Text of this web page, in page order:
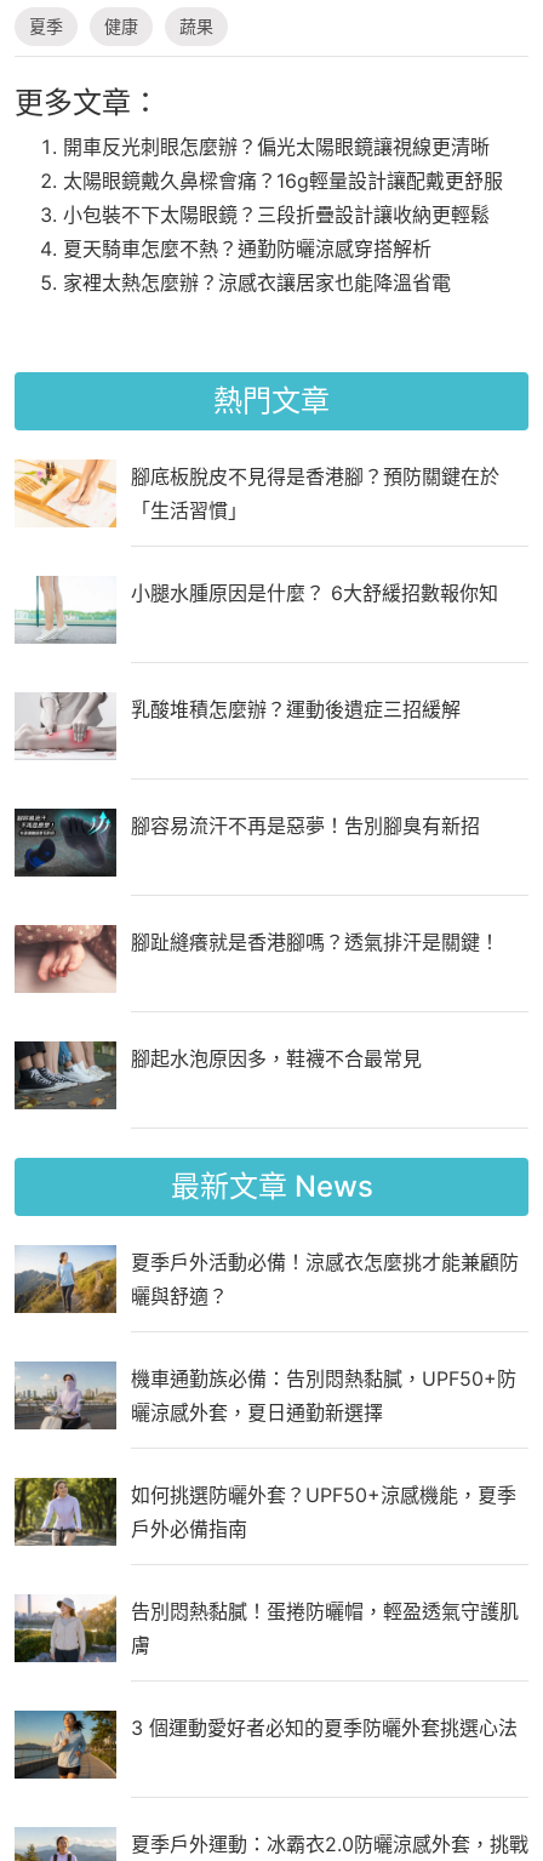
夏季 健康 蔬果
更多文章：
開車反光刺眼怎麼辦？偏光太陽眼鏡讓視線更清晰
太陽眼鏡戴久鼻樑會痛？16g輕量設計讓配戴更舒服
小包裝不下太陽眼鏡？三段折疊設計讓收納更輕鬆
夏天騎車怎麼不熱？通勤防曬涼感穿搭解析
家裡太熱怎麼辦？涼感衣讓居家也能降溫省電
熱門文章
腳底板脫皮不見得是香港腳？預防關鍵在於
「生活習慣」
小腿水腫原因是什麼？ 6大舒緩招數報你知
乳酸堆積怎麼辦？運動後遺症三招緩解
腳容易流汗不再是惡夢！吿別腳臭有新招
腳趾縫癢就是香港腳嗎？透氣排汗是關鍵！
腳起水泡原因多，鞋襪不合最常見
最新文章 News
夏季戶外活動必備！涼感衣怎麼挑才能兼顧防
曬與舒適？
機車通勤族必備：告別悶熱黏膩，UPF50+防
曬涼感外套，夏日通勤新選擇
如何挑選防曬外套？UPF50+涼感機能，夏季
戶外必備指南
告別悶熱黏膩！蛋捲防曬帽，輕盈透氣守護肌
膚
3 個運動愛好者必知的夏季防曬外套挑選心法
夏季戶外運動：冰霸衣2.0防曬涼感外套，挑戰